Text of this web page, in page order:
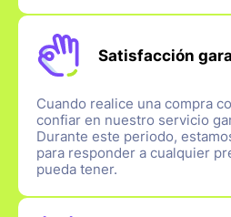
Satisfacción
Cuando realice una compra
confiar en nuestro servicio
Durante este periodo,
para responder a cualquier
pueda tener.